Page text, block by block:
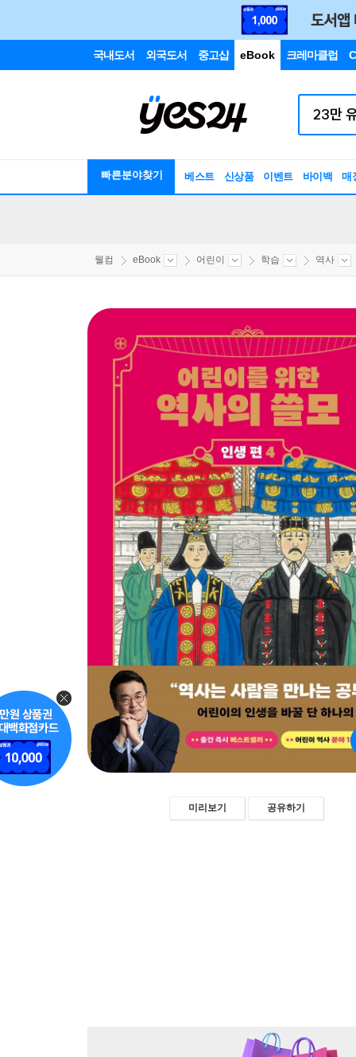
국내도서 외국도서 중고샵 eBook 크레마클럽
빠른분야찾기 베스트 신상품 이벤트 바이백 매
웰컴 eBook 어린이 학습 역사
미리보기 공유하기